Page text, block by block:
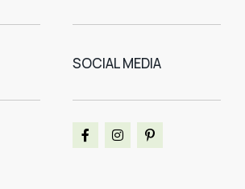
SOCIAL MEDIA